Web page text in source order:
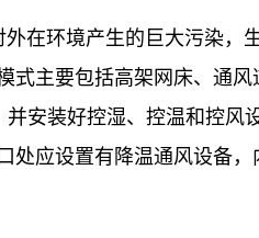
在环境产生的巨大污染
式主要包括高架网床、通
安装好控湿、控温和控
应设置有降温通风设备，